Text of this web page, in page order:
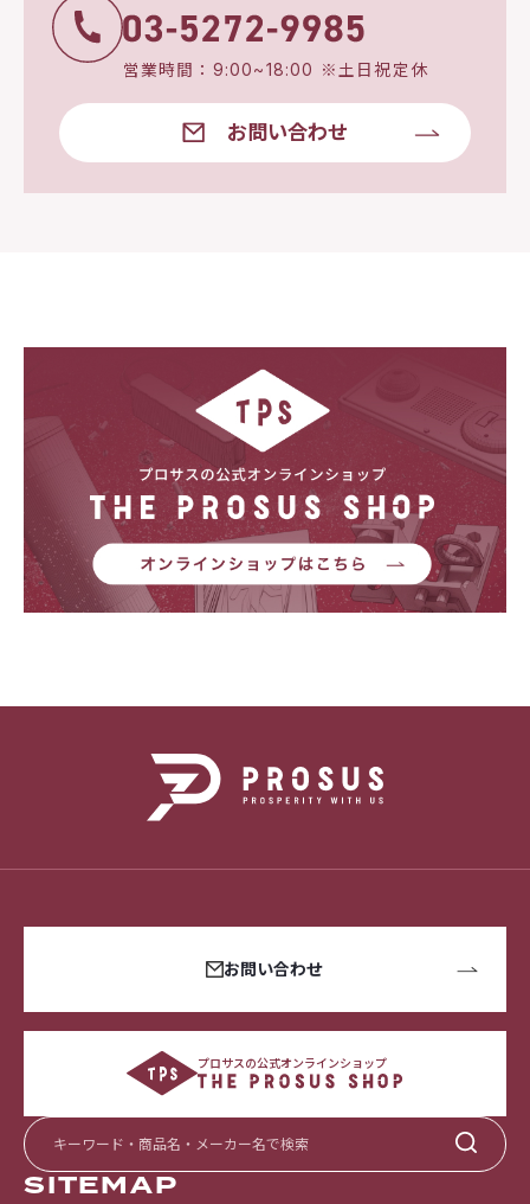
営業時間：9:00~18:00 ※土日祝定休
お問い合わせ
お問い合わせ
プロサスの公式オンラインショップ
SITEMAP